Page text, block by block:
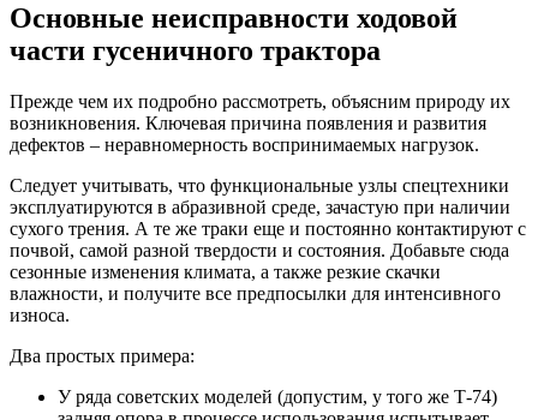
Основные неисправности ходовой
части гусеничного трактора
Прежде чем их подробно рассмотреть, объясним природу их
возникновения. Ключевая причина появления и развития
дефектов – неравномерность воспринимаемых нагрузок.
Следует учитывать, что функциональные узлы спецтехники
эксплуатируются в абразивной среде, зачастую при наличии
сухого трения. А те же траки еще и постоянно контактируют с
почвой, самой разной твердости и состояния. Добавьте сюда
сезонные изменения климата, а также резкие скачки
влажности, и получите все предпосылки для интенсивного
износа.
Два простых примера:
У ряда советских моделей (допустим, у того же Т-74)